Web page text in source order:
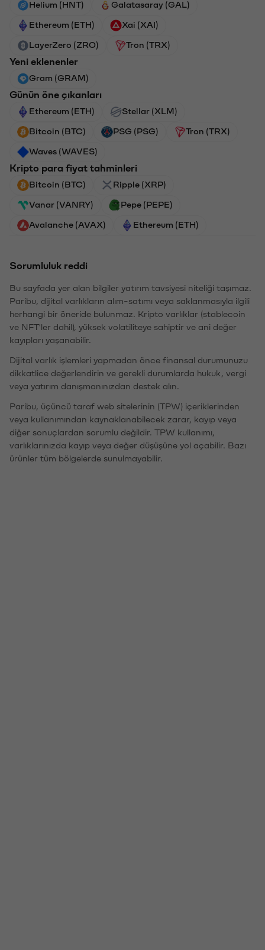
Helium (HNT) Galatasaray (GAL)
Ethereum (ETH) Xai (XAI)
LayerZero (ZRO) Tron (TRX)
Yeni eklenenler
Gram (GRAM)
Günün öne çıkanları
Ethereum (ETH) Stellar (XLM)
Bitcoin (BTC) PSG (PSG) Tron (TRX)
Waves (WAVES)
Kripto para fiyat tahminleri
Bitcoin (BTC) Ripple (XRP)
Vanar (VANRY) Pepe (PEPE)
Avalanche (AVAX) Ethereum (ETH)
Sorumluluk reddi
Bu sayfada yer alan bilgiler yatırım tavsiyesi niteliği taşımaz.
Paribu, dijital varlıkların alım-satımı veya saklanmasıyla ilgili
herhangi bir öneride bulunmaz. Kripto varlıklar (stablecoin
ve NFT'ler dahil), yüksek volatiliteye sahiptir ve ani değer
kayıpları yaşanabilir.
Dijital varlık işlemleri yapmadan önce finansal durumunuzu
dikkatlice değerlendirin ve gerekli durumlarda hukuk, vergi
veya yatırım danışmanınızdan destek alın.
Paribu, üçüncü taraf web sitelerinin (TPW) içeriklerinden
veya kullanımından kaynaklanabilecek zarar, kayıp veya
diğer sonuçlardan sorumlu değildir. TPW kullanımı,
varlıklarınızda kayıp veya değer düşüşüne yol açabilir. Bazı
ürünler tüm bölgelerde sunulmayabilir.